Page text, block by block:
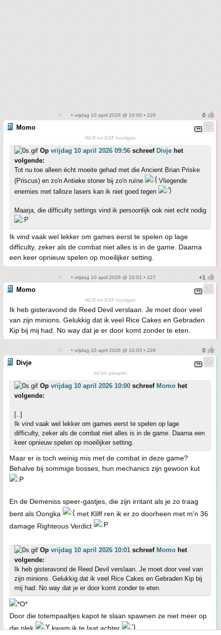
• vrijdag 10 april 2026 @ 10:00 • 226
Momo
WLR en ESF hooligan
Op vrijdag 10 april 2026 09:56 schreef Divje het
volgende:
Tot nu toe alleen écht moeite gehad met die Ancient Brian Priske
(Priscus) en zo'n Antieke stoner bij zo'n ruïne
Vliegende
enemies met talloze lasers kan ik niet goed tegen
Maarja, die difficulty settings vind ik persoonlijk ook niet echt nodig
Ik vind vaak wel lekker om games eerst te spelen op lage
difficulty, zeker als de combat niet alles is in de game. Daarna
een keer opnieuw spelen op moeilijker setting.
• vrijdag 10 april 2026 @ 10:01 • 227
Momo
WLR en ESF hooligan
Ik heb gisteravond de Reed Devil verslaan. Je moet door veel
van zijn minions. Gelukkig dat ik veel Rice Cakes en Gebraden
Kip bij mij had. No way dat je er door komt zonder te eten.
• vrijdag 10 april 2026 @ 10:03 • 228
Divje
brr brr patapim
Op vrijdag 10 april 2026 10:00 schreef Momo het
volgende:
[..]
Ik vind vaak wel lekker om games eerst te spelen op lage
difficulty, zeker als de combat niet alles is in de game. Daarna een
keer opnieuw spelen op moeilijker setting.
Maar er is toch weinig mis met de combat in deze game?
Behalve bij sommige bosses, hun mechanics zijn gewoon kut
En de Demeniss speer-gastjes, die zijn irritant als je zo traag
bent als Oongka
met Kliff ren ik er zo doorheen met m'n 36
damage Righteous Verdict
Op vrijdag 10 april 2026 10:01 schreef Momo het
volgende:
Ik heb gisteravond de Reed Devil verslaan. Je moet door veel van
zijn minions. Gelukkig dat ik veel Rice Cakes en Gebraden Kip bij
mij had. No way dat je er door komt zonder te eten.
Door die totempaaltjes kapot te slaan spawnen ze niet meer op
die plek
kwam ik te laat achter